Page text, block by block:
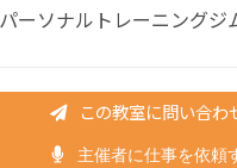
パーソナルトレーニングジ
この教室に問い合わ
主催者に仕事を依頼